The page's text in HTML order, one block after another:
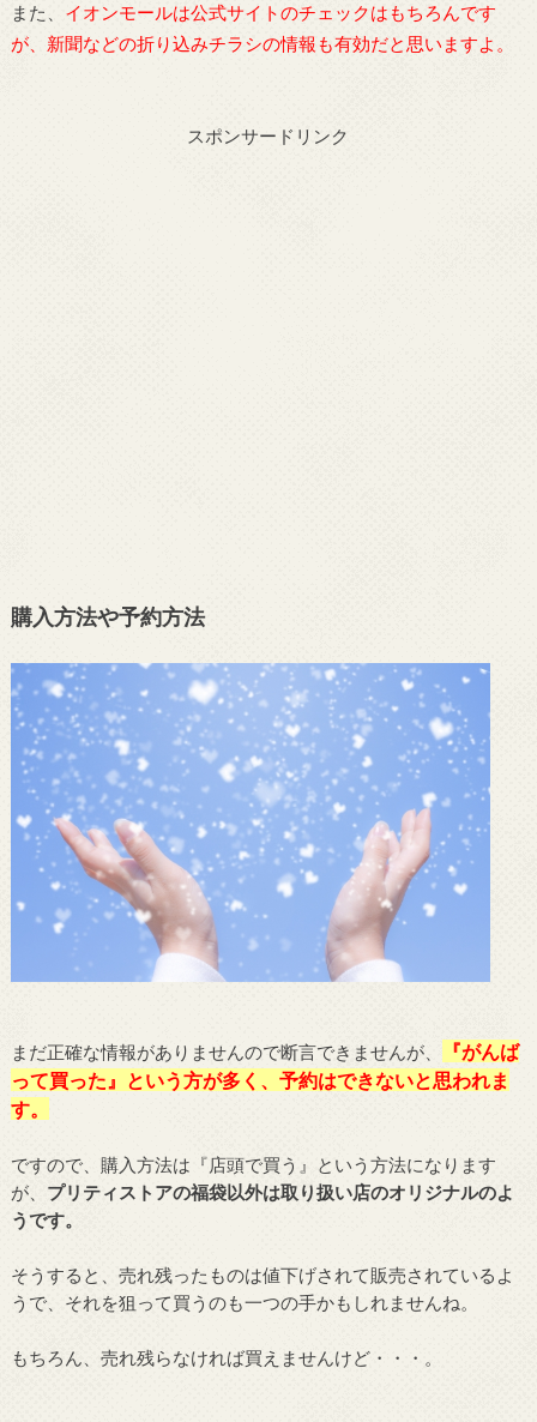
また、 イオンモールは公式サイトのチェックはもちろんです
が、新聞などの折り込みチラシの情報も有効だと思いますよ。
スポンサードリンク
購入方法や予約方法
まだ正確な情報がありませんので断言できませんが、
『がんば
って買った』という方が多く、予約はできないと思われま
す。
ですので、購入方法は『店頭で買う』という方法になります
が、 プリティストアの福袋以外は取り扱い店のオリジナルのよ
うです。
そうすると、売れ残ったものは値下げされて販売されているよ
うで、それを狙って買うのも一つの手かもしれませんね。
もちろん、売れ残らなければ買えませんけど・・・。